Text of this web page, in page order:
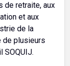
de retraite, aux
et aux
de la
de plusieurs
SOQUIJ.